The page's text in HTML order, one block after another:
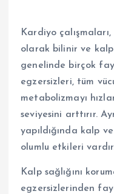
Kardiyo
olarak bilinir ve kalp
genelinde birçok
egzersizleri, tüm
metabolizmayı
seviyesini arttırır.
yapıldığında kalp
olumlu etkileri
Kalp sağlığını
egzersizlerinden